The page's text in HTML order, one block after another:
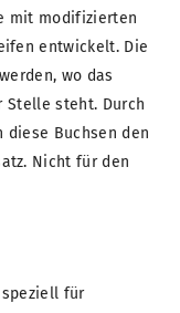
mit modifizierten
entwickelt. Die
wo das
Stelle steht. Durch
diese Buchsen den
Nicht für den
für